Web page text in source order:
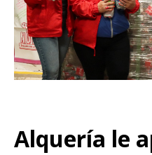
Alquería le